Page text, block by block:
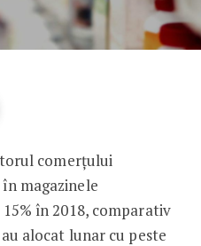
venituri în
comerțului
magazinele
în 2018, comparativ
alocat lunar cu peste